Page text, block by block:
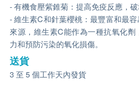
- 有機食壓紫錐菊：提高免疫反應，
- 維生素C和針葉櫻桃：最豐富和最
來源，維生素C能作為一種抗氧化劑
力和預防污染的氧化損傷。
送貨
3 至 5 個工作天內發貨